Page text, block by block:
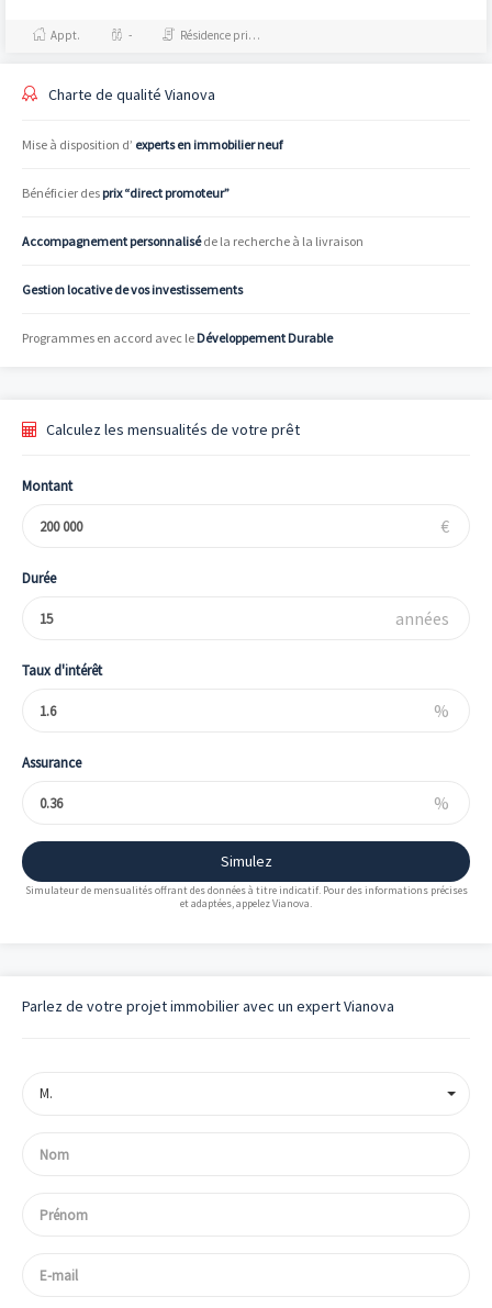
petites communes...
Appt. - Résidence principale / PTZ, Droit Commun
Charte de qualité Vianova
Mise à disposition d’ experts en immobilier neuf
Bénéficier des prix “direct promoteur”
Accompagnement personnaliséde la recherche à la livraison
Gestion locative de vos investissements
Programmes en accord avec le Développement Durable
Calculez les mensualités de votre prêt
Montant
€
Durée
années
Taux d'intérêt
%
Assurance
%
Simulez
Simulateur de mensualités offrant des données à titre indicatif. Pour des informations précises
et adaptées, appelez Vianova.
Parlez de votre projet immobilier avec un expert Vianova
M.